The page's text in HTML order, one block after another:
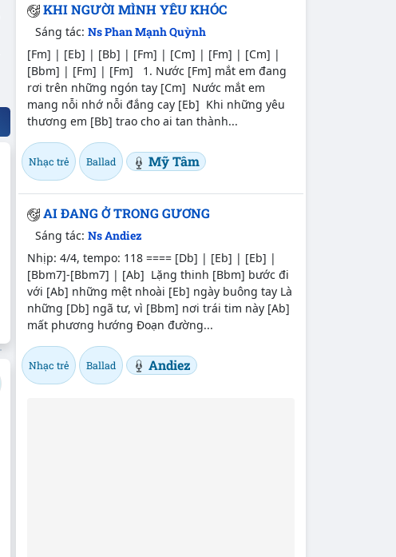
KHI NGƯỜI MÌNH YÊU KHÓC
Sáng tác:Ns Phan Mạnh Quỳnh
[Fm] | [Eb] | [Bb] | [Fm] | [Cm] | [Fm] | [Cm] |
[Bbm] | [Fm] | [Fm] 1. Nước [Fm] mắt em đang
rơi trên những ngón tay [Cm] Nước mắt em
mang nỗi nhớ nỗi đắng cay [Eb] Khi những yêu
thương em [Bb] trao cho ai tan thành...
Nhạc trẻ Ballad Mỹ Tâm
AI ĐANG Ở TRONG GƯƠNG
Sáng tác:Ns Andiez
Nhịp: 4/4, tempo: 118 ==== [Db] | [Eb] | [Eb] |
[Bbm7]-[Bbm7] | [Ab] Lặng thinh [Bbm] bước đi
với [Ab] những mệt nhoài [Eb] ngày buông tay Là
những [Db] ngã tư, vì [Bbm] nơi trái tim này [Ab]
mất phương hướng Đoạn đường...
Nhạc trẻ Ballad Andiez